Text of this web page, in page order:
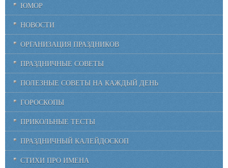
ЮМОР
НОВОСТИ
ОРГАНИЗАЦИЯ ПРАЗДНИКОВ
ПРАЗДНИЧНЫЕ СОВЕТЫ
ПОЛЕЗНЫЕ СОВЕТЫ НА КАЖДЫЙ ДЕНЬ
ГОРОСКОПЫ
ПРИКОЛЬНЫЕ ТЕСТЫ
ПРАЗДНИЧНЫЙ КАЛЕЙДОСКОП
СТИХИ ПРО ИМЕНА